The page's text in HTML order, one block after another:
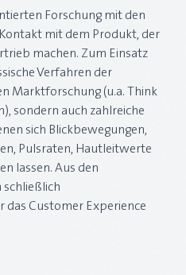
Forschung mit den
mit dem Produkt, der
machen. Zum Einsatz
Verfahren der
Marktforschung (u.a. Think
sondern auch zahlreiche
sich Blickbewegungen,
Pulsraten, Hautleitwerte
lassen. Aus den
Customer Experience